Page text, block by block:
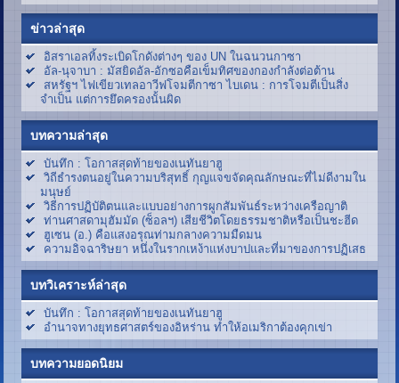
ข่าวล่าสุด
อิสราเอลทิ้งระเบิดโกดังต่างๆ ของ UN ในฉนวนกาซา
อัล-นุจาบา : มัสยิดอัล-อักซอคือเข็มทิศของกองกำลังต่อต้าน
สหรัฐฯ ไฟเขียวเทลอาวีฟโจมตีกาซา ไบเดน : การโจมตีเป็นสิ่ง
จำเป็น แต่การยึดครองนั้นผิด
บทความล่าสุด
บันทึก : โอกาสสุดท้ายของเนทันยาฮู
วิถีธำรงตนอยู่ในความบริสุทธิ์ กุญแจขจัดคุณลักษณะที่ไม่ดีงามใน
มนุษย์
วิธีการปฏิบัติตนและแบบอย่างการผูกสัมพันธ์ระหว่างเครือญาติ
ท่านศาสดามุฮัมมัด (ซ็อลฯ) เสียชีวิตโดยธรรมชาติหรือเป็นชะฮีด
ฮูเซน (อ.) คือแสงอรุณท่ามกลางความมืดมน
ความอิจฉาริษยา หนึ่งในรากเหง้าแห่งบาปและที่มาของการปฏิเสธ
บทวิเคราะห์ล่าสุด
บันทึก : โอกาสสุดท้ายของเนทันยาฮู
อำนาจทางยุทธศาสตร์ของอิหร่าน ทำให้อเมริกาต้องคุกเข่า
บทความยอดนิยม